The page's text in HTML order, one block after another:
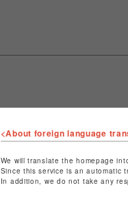
<About foreign language
We will translate the homepage
Since this service is an automatic
In addition, we do not take any